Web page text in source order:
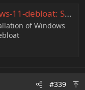
your installation of Windows 11.
of Windows
#339